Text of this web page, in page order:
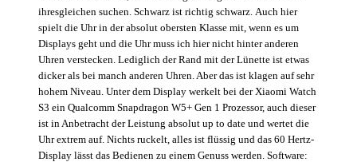
ihresgleichen suchen. Schwarz ist richtig schwarz. Auch hier
spielt die Uhr in der absolut obersten Klasse mit, wenn es um
Displays geht und die Uhr muss ich hier nicht hinter anderen
Uhren verstecken. Lediglich der Rand mit der Lünette ist etwas
dicker als bei manch anderen Uhren. Aber das ist klagen auf sehr
hohem Niveau. Unter dem Display werkelt bei der Xiaomi Watch
S3 ein Qualcomm Snapdragon W5+ Gen 1 Prozessor, auch dieser
ist in Anbetracht der Leistung absolut up to date und wertet die
Uhr extrem auf. Nichts ruckelt, alles ist flüssig und das 60 Hertz-
Display lässt das Bedienen zu einem Genuss werden. Software: